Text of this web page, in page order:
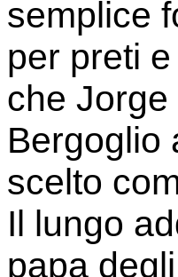
semplice
per preti
che Jorge
Bergoglio
scelto
Il lungo
papa